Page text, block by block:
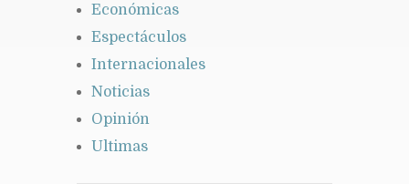
Económicas
Espectáculos
Internacionales
Noticias
Opinión
Ultimas